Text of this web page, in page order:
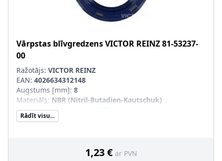
Vārpstas blīvgredzensVICTOR REINZ81-53237-
00
Ražotājs: VICTOR REINZ
EAN: 4026634312148
Augstums [mm]: 8
Materiāls: NBR (Nitril-Butadien-Kautschuk)
Iekšējais diametrs [mm]
Ārējais diametrs [mm]
Rādīt visu...
1,23 € ar PVN